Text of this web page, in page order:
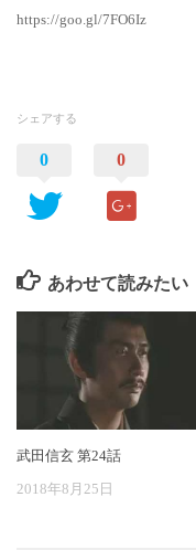
https://goo.gl/7FO6Iz
シェアする
0 0
あわせて読みたい
武田信玄 第24話
2018年8月25日